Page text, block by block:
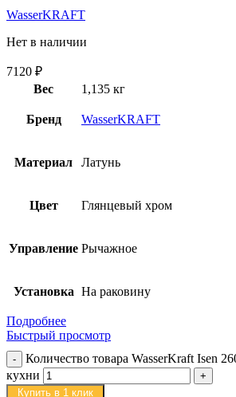
WasserKRAFT
Нет в наличии
7120 ₽
Вес
1,135 кг
Бренд WasserKRAFT
Материал Латунь
Цвет Глянцевый хром
Управление Рычажное
Установка На раковину
Подробнее
Быстрый просмотр
Количество товара WasserKraft Isen
кухни
Купить в 1 клик